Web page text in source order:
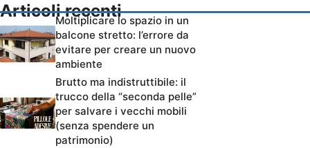
Articoli recenti
Moltiplicare lo spazio in un
balcone stretto: l’errore da
evitare per creare un nuovo
ambiente
Brutto ma indistruttibile: il
trucco della “seconda pelle”
per salvare i vecchi mobili
(senza spendere un
patrimonio)